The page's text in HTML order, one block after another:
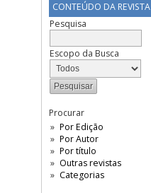
CONTEÚDO DA REVISTA
Pesquisa
Escopo da Busca
Procurar
Por Edição
Por Autor
Por título
Outras revistas
Categorias